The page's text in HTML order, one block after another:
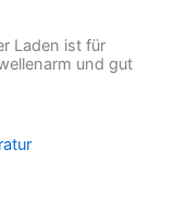
Laden ist für
und gut